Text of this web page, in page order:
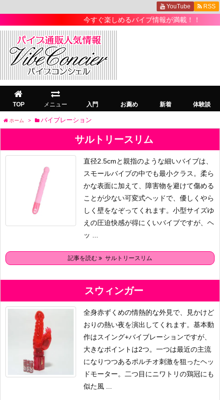
今すぐ楽しめるバイブ情報が満載！！
TOP メニュー 入門 お薦め 新着 体験談
YouTube RSS
ホーム > バイブレーション
サルトリースリム
直径2.5cmと親指のような細いバイブは、
スモールバイブの中でも最小クラス。柔ら
かな表面に加えて、障害物を避けて傷める
ことが少ない可変式ヘッドで、優しくやら
しく壁をなぞってくれます。小型サイズゆ
えの圧迫快感が得にくいバイブですが、ヘ
ッ ...
記事を読む サルトリースリム
スウィンガー
全身赤ずくめの情熱的な外見で、見かけど
おりの熱い夜を演出してくれます。基本動
作はスイング+バイブレーションですが、
大きなポイントは2つ。一つは最近の主流
になりつつあるポルチオ刺激を狙ったヘッ
ドモーター。二つ目にニワトリの鶏冠にも
似た風 ...